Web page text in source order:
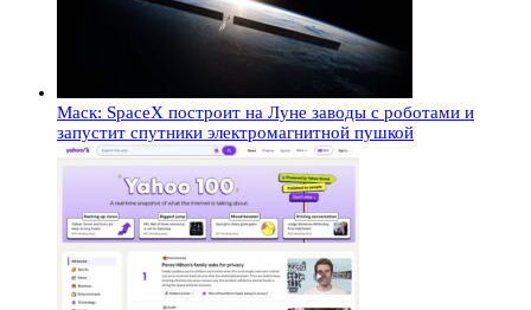
Маск: SpaceX построит на Луне заводы с роботами и
запустит спутники электромагнитной пушкой